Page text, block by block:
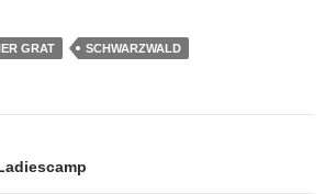
GRAT SCHWARZWALD